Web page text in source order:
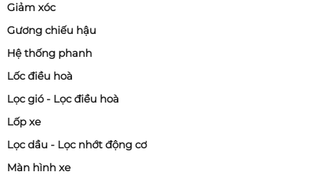
Giảm xóc
Gương chiếu hậu
Hệ thống phanh
Lốc điều hoà
Lọc gió - Lọc điều hoà
Lốp xe
Lọc dầu - Lọc nhớt động cơ
Màn hình xe